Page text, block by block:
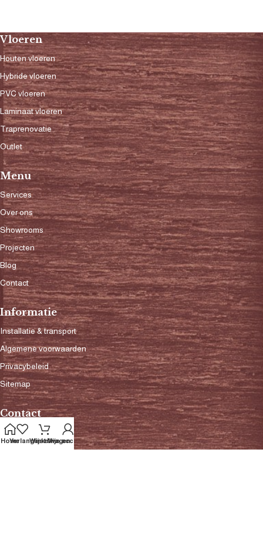
Vloeren
Houten vloeren
Hybride vloeren
PVC vloeren
Laminaat vloeren
Traprenovatie
Outlet
Menu
Services
Over ons
Showrooms
Projecten
Blog
Contact
Informatie
Installatie & transport
Algemene voorwaarden
Privacybeleid
Sitemap
Contact
0342-420880
HomeVerlanglijstWinkelwagen
Mijn account